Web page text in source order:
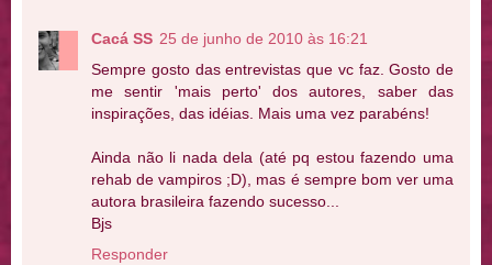
Cacá SS 25 de junho de 2010 às 16:21
Sempre gosto das entrevistas que vc faz. Gosto de
me sentir 'mais perto' dos autores, saber das
inspirações, das idéias. Mais uma vez parabéns!
Ainda não li nada dela (até pq estou fazendo uma
rehab de vampiros ;D), mas é sempre bom ver uma
autora brasileira fazendo sucesso...
Bjs
Responder